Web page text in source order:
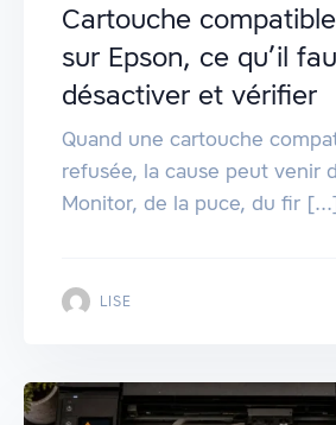
Cartouche
sur Epson, ce qu’il
désactiver et vérifier
Quand une cartouche
refusée, la cause peut venir
Monitor, de la puce, du fir
LISE